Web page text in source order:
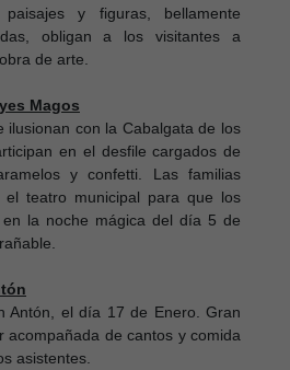
y figuras, bellamente
obligan a los visitantes a
de arte.
Magos
ilusionan con la Cabalgata de los
en el desfile cargados de
y confetti. Las familias
teatro municipal para que los
la noche mágica del día 5 de
Antón, el día 17 de Enero. Gran
acompañada de cantos y comida
asistentes.